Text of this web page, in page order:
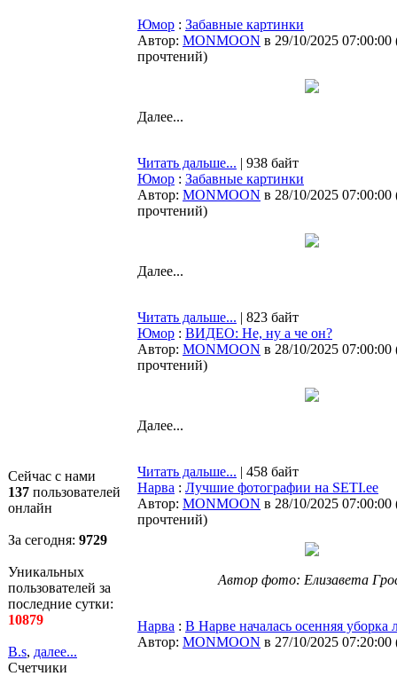
Сейчас с нами
137 пользователей
онлайн
За сегодня: 9729
Уникальных
пользователей за
последние сутки:
10879
B.s, далее...
Счетчики
Юмор : Забавные картинки
Автор: MONMOON в 29/10/2025 07:00:00
прочтений)
Далее...
Читать дальше... | 938 байт
Юмор : Забавные картинки
Автор: MONMOON в 28/10/2025 07:00:00
прочтений)
Далее...
Читать дальше... | 823 байт
Юмор : ВИДЕО: Не, ну а че он?
Автор: MONMOON в 28/10/2025 07:00:00
прочтений)
Далее...
Читать дальше... | 458 байт
Нарва : Лучшие фотографии на SETI.ee
Автор: MONMOON в 28/10/2025 07:00:00
прочтений)
Автор фото: Елизавета
Нарва : В Нарве началась осенняя уборка
Автор: MONMOON в 27/10/2025 07:20:00